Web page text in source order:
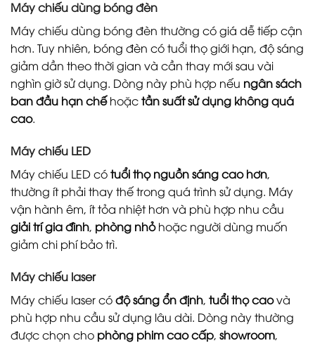
Máy chiếu dùng bóng đèn
Máy chiếu dùng bóng đèn thường có giá dễ tiếp cận
hơn. Tuy nhiên, bóng đèn có tuổi thọ giới hạn, độ sáng
giảm dần theo thời gian và cần thay mới sau vài
nghìn giờ sử dụng. Dòng này phù hợp nếu ngân sách
ban đầu hạn chếhoặctần suất sử dụng không quá
cao.
Máy chiếu LED
Máy chiếu LED cótuổi thọ nguồn sáng cao hơn,
thường ít phải thay thế trong quá trình sử dụng. Máy
vận hành êm, ít tỏa nhiệt hơn và phù hợp nhu cầu
giải trí gia đình, phòng nhỏhoặc người dùng muốn
giảm chi phí bảo trì.
Máy chiếu laser
Máy chiếu laser cóđộ sáng ổn định, tuổi thọ caovà
phù hợp nhu cầu sử dụng lâu dài. Dòng này thường
được chọn cho phòng phim cao cấp, showroom,